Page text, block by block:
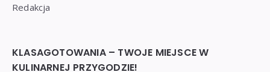
Redakcja
KLASAGOTOWANIA – TWOJE MIEJSCE W
KULINARNEJ PRZYGODZIE!